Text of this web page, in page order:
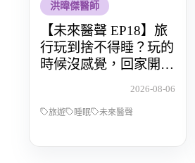
洪暐傑醫師
【未來醫聲 EP18】旅
行玩到捨不得睡？玩的
時候沒感覺，回家開始
2026-08-06
旅遊 睡眠 未來醫聲